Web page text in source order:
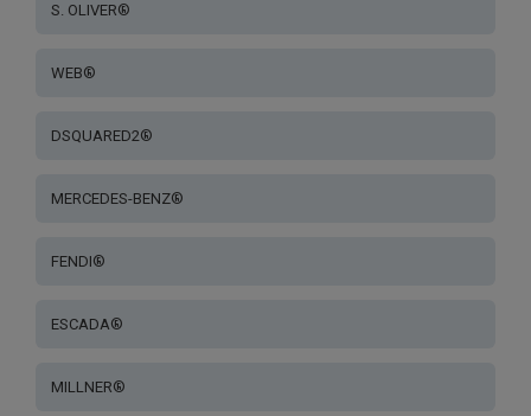
S. OLIVER®
WEB®
DSQUARED2®
MERCEDES-BENZ®
FENDI®
ESCADA®
MILLNER®